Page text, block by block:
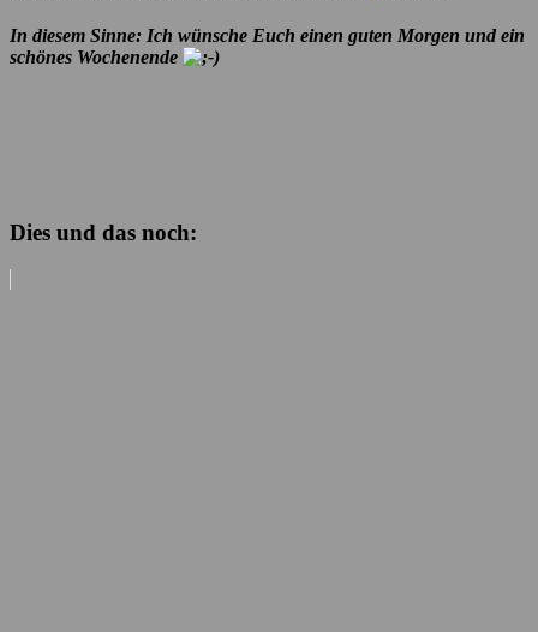
In diesem Sinne: Ich wünsche Euch einen guten Morgen und ein
schönes Wochenende
Dies und das noch: